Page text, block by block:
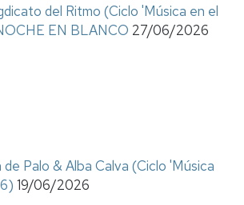
del Ritmo (Ciclo 'Música en el
EN BLANCO 27/06/2026
Palo & Alba Calva (Ciclo 'Música
19/06/2026